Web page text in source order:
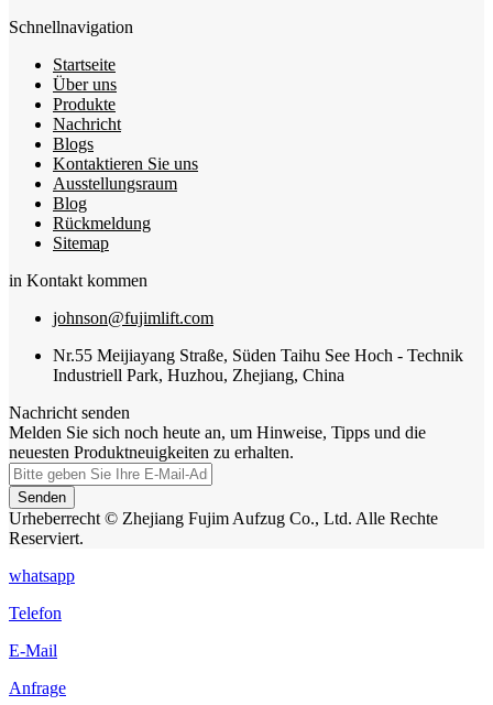
Schnellnavigation
Startseite
Über uns
Produkte
Nachricht
Blogs
Kontaktieren Sie uns
Ausstellungsraum
Blog
Rückmeldung
Sitemap
in Kontakt kommen
johnson@fujimlift.com
Nr.55 Meijiayang Straße, Süden Taihu See Hoch - Technik
Industriell Park, Huzhou, Zhejiang, China
Nachricht senden
Melden Sie sich noch heute an, um Hinweise, Tipps und die
neuesten Produktneuigkeiten zu erhalten.
Senden
Urheberrecht © Zhejiang Fujim Aufzug Co., Ltd. Alle Rechte
Reserviert.
whatsapp
Telefon
E-Mail
Anfrage